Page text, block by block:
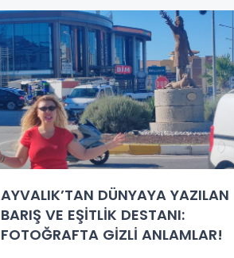
AYVALIK’TAN DÜNYAYA YAZILAN
BARIŞ VE EŞİTLİK DESTANI:
FOTOĞRAFTA GİZLİ ANLAMLAR!